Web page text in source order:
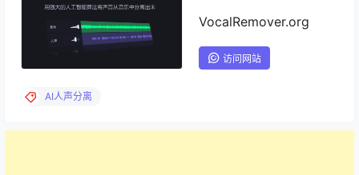
VocalRemover.org
访问网站
AI人声分离